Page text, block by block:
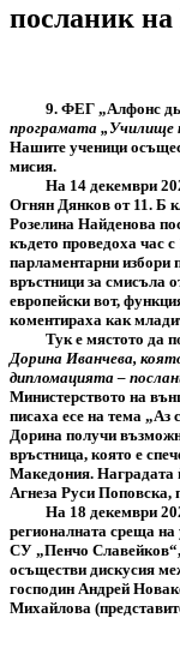
посланик
9. ФЕГ „Алфонс
програмата „Училище
Нашите ученици
мисия.
На 14 декември
Огнян Дянков от 11. Б
Розелина Найденова
където проведоха час
парламентарни избори
връстници за смисъла
европейски вот,
коментираха как
Тук е мястото да
Дорина Иванчева,
дипломацията –
Министерството на
писаха есе на тема „Аз
Дорина получи
връстница, която е
Македония. Наградата
Агнеза Руси
На 18 декември
регионалната среща
СУ „Пенчо
осъществи дискусия
господин Андрей
Михайлова